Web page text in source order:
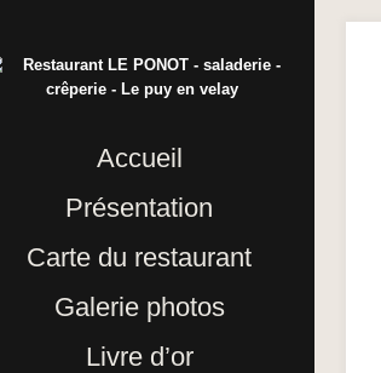
Accueil
Présentation
Carte du restaurant
Galerie photos
Livre d’or